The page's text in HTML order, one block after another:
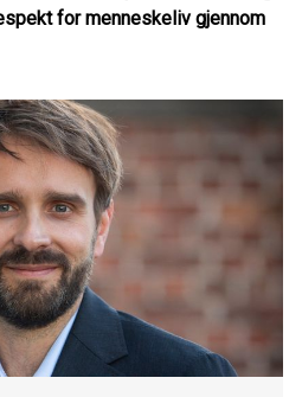
for menneskeliv gjennom